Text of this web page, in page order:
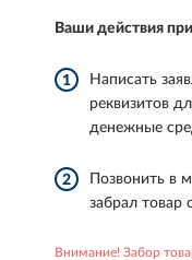
Ваши действия
1
Написать
реквизитов
денежные
2
Позвонить в
забрал товар
Внимание! Забор